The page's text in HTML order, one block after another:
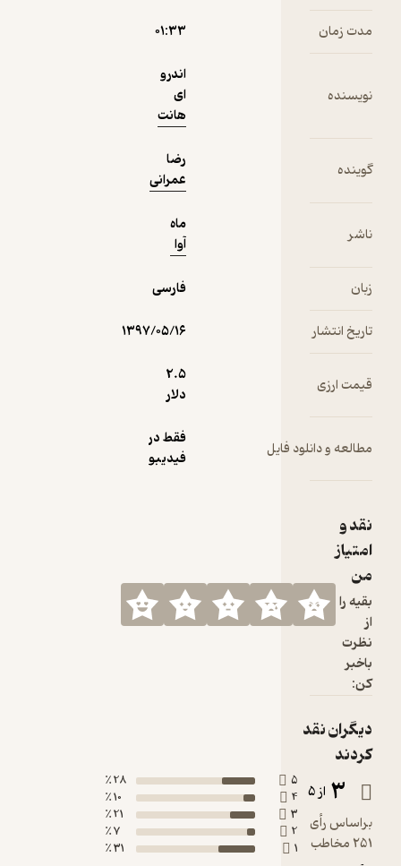
مدت زمان ۰۱:۳۳
نویسنده
اندرو
هانت
گوینده
رضا
عمرانی
ناشر
زبان فارسی
تاریخ انتشار ۱۳۹۷/۰۵/۱۶
قیمت ارزی
2.۵
دلار
مطالعه و دانلود فایل
فقط در
فیدیبو
نقد و
امتیاز
من
بقیه را
نظرت
باخبر
کن:
دیگران نقد
کردند
از 5
براساس رأی
251 مخاطب
28 ٪
4
10 ٪
21 ٪
2
1
31 ٪